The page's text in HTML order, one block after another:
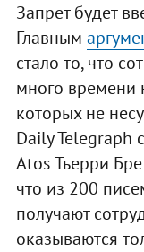
Запрет будет
Главным
стало то, что
много времени
которых не
Daily Telegraph
Atos Тьерри
что из 200
получают
оказываются